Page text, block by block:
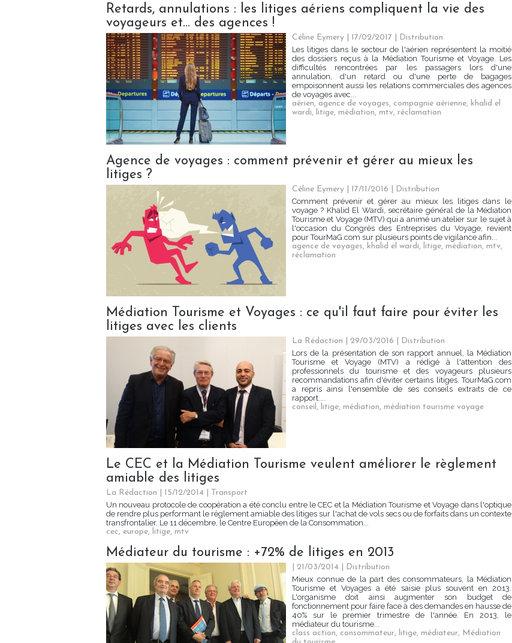
Retards, annulations : les litiges aériens compliquent la vie des
voyageurs et... des agences !
Céline Eymery | 17/02/2017
Distribution
Les litiges dans le secteur de l'aérien représentent la moitié
des dossiers reçus à la Médiation Tourisme et Voyage. Les
difficultés rencontrées par les passagers lors d'une
annulation, d'un retard ou d'une perte de bagages
empoisonnent aussi les relations commerciales des agences
de voyages avec...
aérien, agence de voyages, compagnie aérienne, khalid el
wardi, litige, médiation, mtv, réclamation
Agence de voyages : comment prévenir et gérer au mieux les
litiges ?
Céline Eymery | 17/11/2016
Distribution
Comment prévenir et gérer au mieux les litiges dans le
voyage ? Khalid El Wardi, secrétaire général de la Médiation
Tourisme et Voyage (MTV) qui a animé un atelier sur le sujet à
l'occasion du Congrès des Entreprises du Voyage, revient
pour TourMaG.com sur plusieurs points de vigilance afin...
agence de voyages, khalid el wardi, litige, médiation, mtv,
réclamation
Médiation Tourisme et Voyages : ce qu'il faut faire pour éviter les
litiges avec les clients
La Rédaction | 29/03/2016
Distribution
Lors de la présentation de son rapport annuel, la Médiation
Tourisme et Voyage (MTV) a rédigé à l'attention des
professionnels du tourisme et des voyageurs plusieurs
recommandations afin d'éviter certains litiges. TourMaG.com
a repris ainsi l'ensemble de ses conseils extraits de ce
rapport....
conseil, litige, médiation, médiation tourisme voyage
Le CEC et la Médiation Tourisme veulent améliorer le règlement
amiable des litiges
La Rédaction | 15/12/2014
Transport
Un nouveau protocole de coopération a été conclu entre le CEC et la Médiation Tourisme et Voyage dans l'optique
de rendre plus performant le réglement amiable des litiges sur l'achat de vols secs ou de forfaits dans un contexte
transfrontalier. Le 11 décembre, le Centre Européen de la Consommation...
cec, europe, litige, mtv
Médiateur du tourisme : +72% de litiges en 2013
| 21/03/2014
Distribution
Mieux connue de la part des consommateurs, la Médiation
Tourisme et Voyages a été saisie plus souvent en 2013.
L'organisme doit ainsi augmenter son budget de
fonctionnement pour faire face à des demandes en hausse de
40% sur le premier trimestre de l'année. En 2013, le
médiateur du tourisme...
class action, consommateur, litige, médiateur, Médiation